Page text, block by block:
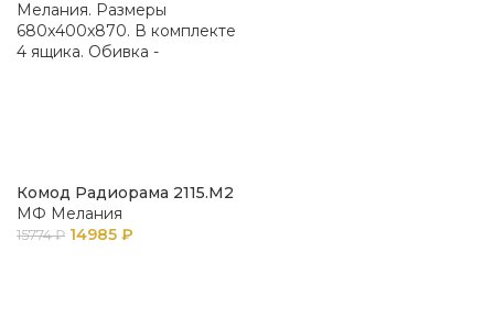
Комод Радиорама 2115.М2
МФ Мелания
15774₽ 14985 ₽